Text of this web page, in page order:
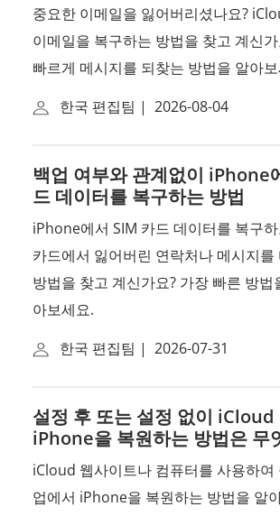
중요한 이메일을 잃어버리셨나요?
이메일을 복구하는 방법을 찾고 계신
빠르게 메시지를 되찾는 방법을 알아
한국 편집팀 | 2026-08-04
백업 여부와 관계없이 iPhone
드 데이터를 복구하는 방법
iPhone에서 SIM 카드 데이터를 복구
카드에서 잃어버린 연락처나 메시지를
방법을 찾고 계신가요? 가장 빠른 방법
아보세요.
한국 편집팀 | 2026-07-31
설정 후 또는 설정 없이 iCloud
iPhone을 복원하는 방법은 무
iCloud 웹사이트나 컴퓨터를 사용하여
업에서 iPhone을 복원하는 방법을 알